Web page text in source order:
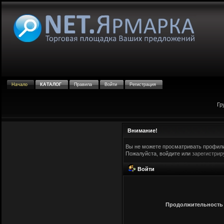
Начало КАТАЛОГ Правила Войти Регистрация
Внимание!
Вы не можете просматривать
Пожалуйста, войдите или
Войти